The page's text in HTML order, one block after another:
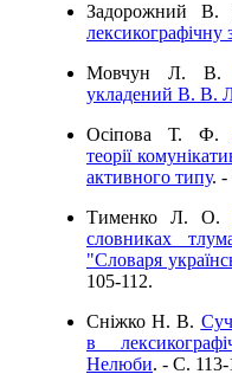
Задорожний В.
лексикографічну
Мовчун Л. В.
укладений В. В.
Осіпова Т.
теорії
активного типу. -
Тименко Л. О.
словниках
"Словаря
105-112.
Сніжко Н. В.
в
Нелюби. - C. 113-